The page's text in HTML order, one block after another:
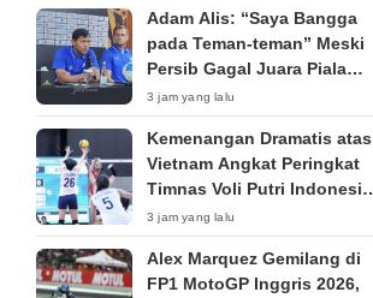
Adam Alis: “Saya Bangga
pada Teman-teman” Meski
Persib Gagal Juara Piala
Presiden 2026
3 jam yang lalu
Kemenangan Dramatis atas
Vietnam Angkat Peringkat
Timnas Voli Putri Indonesia
ke Posisi 53 Dunia
3 jam yang lalu
Alex Marquez Gemilang di
FP1 MotoGP Inggris 2026,